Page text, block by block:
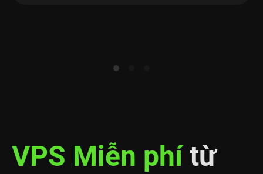
VPS Miễn phítừ